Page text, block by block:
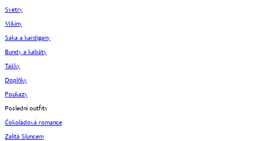
Svetry
Mikiny
Saka a kardigany
Bundy a kabáty
Tašky
Doplňky
Poukazy
Poslední outfity
Čokoládová romance
Zalitá Sluncem